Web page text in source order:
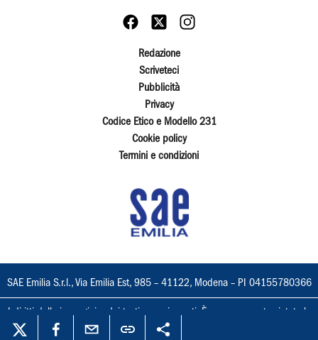
Redazione
Scriveteci
Pubblicità
Privacy
Codice Etico e Modello 231
Cookie policy
Termini e condizioni
SAE Emilia S.r.l., Via Emilia Est, 985 – 41122, Modena – PI 04155780366
I diritti delle immagini e dei testi sono riservati. È espressamente vietata la
loro riproduzione con qualsiasi mezzo e l'adattamento totale o parziale.